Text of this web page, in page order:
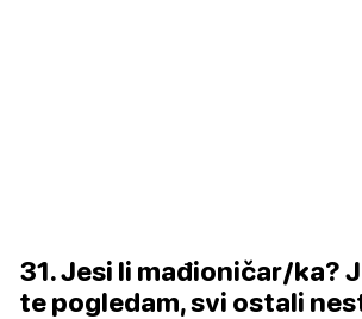
31. Jesi li mađioničar/ka?
te pogledam, svi ostali